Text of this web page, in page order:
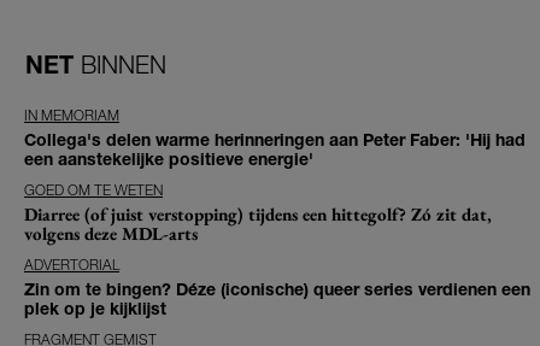
NET BINNEN
IN MEMORIAM
Collega's delen warme herinneringen aan Peter Faber: 'Hij had
een aanstekelijke positieve energie'
GOED OM TE WETEN
Diarree (of juist verstopping) tijdens een hittegolf? Zó zit dat,
volgens deze MDL-arts
ADVERTORIAL
Zin om te bingen? Déze (iconische) queer series verdienen een
plek op je kijklijst
FRAGMENT GEMIST